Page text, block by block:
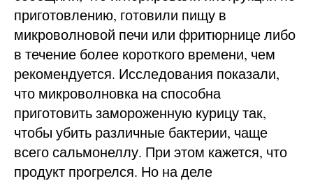
приготовлению, готовили пищу в
микроволновой печи или фритюрнице либо
в течение более короткого времени, чем
рекомендуется. Исследования показали,
что микроволновка на способна
приготовить замороженную курицу так,
чтобы убить различные бактерии, чаще
всего сальмонеллу. При этом кажется, что
продукт прогрелся. Но на деле